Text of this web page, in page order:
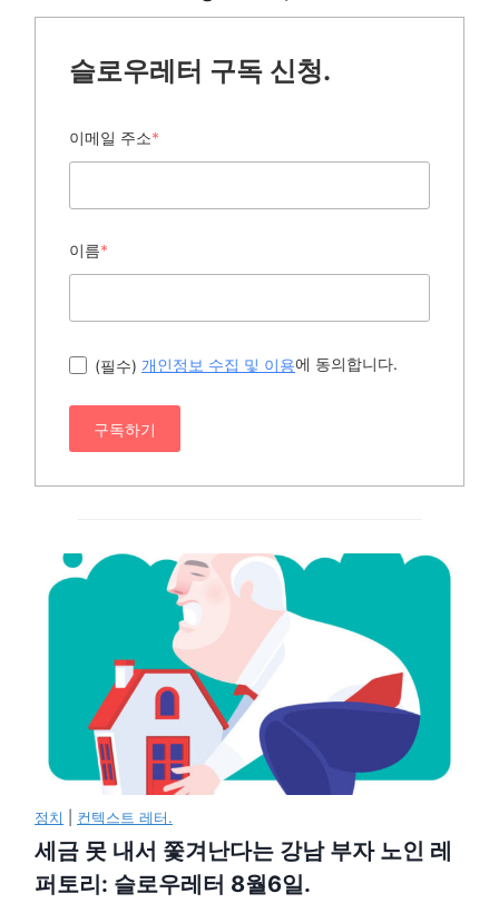
슬로우레터 구독 신청.
이메일 주소*
이름*
(필수) 개인정보 수집 및 이용에 동의합니다.
구독하기
정치 컨텍스트 레터.
세금 못 내서 쫓겨난다는 강남 부자 노인 레
퍼토리: 슬로우레터 8월6일.